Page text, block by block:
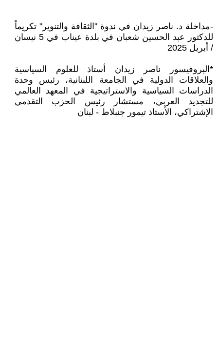
-مداخلة د. ناصر زيدان في ندوة "الثقافة والتنوير" تكريماً
للدكتور عبد الحسين شعبان في بلدة عيناب في 5 نيسان
/ أبريل 2025
*البروفيسور ناصر زيدان أستاذ للعلوم السياسية
والعلاقات الدولية في الجامعة اللبنانية، رئيس وحدة
الدراسات السياسية والاستراتيجية في المعهد العالمي
للتجديد العربي، مستشار رئيس الحزب التقدمي
الإشتراكي، الأستاذ تيمور جنبلاط - لبنان